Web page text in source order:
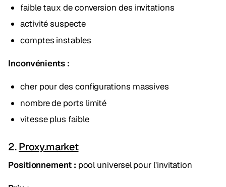
faible taux de conversion des invitations
activité suspecte
comptes instables
Inconvénients :
cher pour des configurations massives
nombre de ports limité
vitesse plus faible
2.Proxy.market
Positionnement : pool universel pour l'invitation